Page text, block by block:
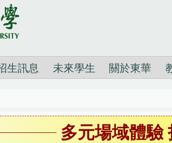
生訊息 未來學生 關於東華
多元場域體驗